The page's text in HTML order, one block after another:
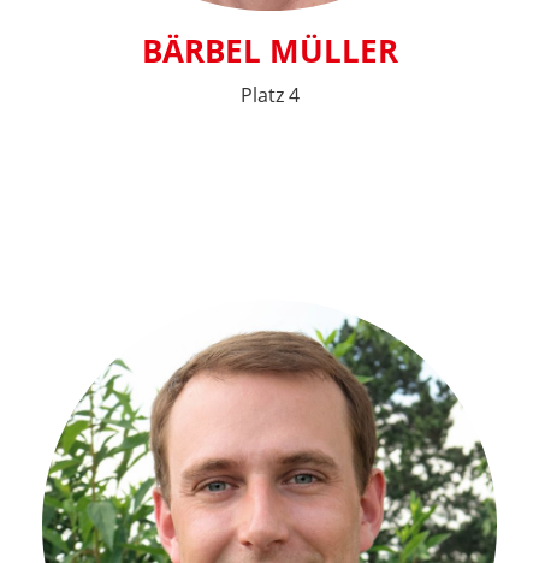
BÄRBEL MÜLLER
Platz 4